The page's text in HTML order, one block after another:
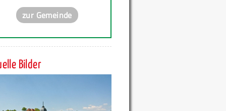
zur Gemeinde
Bilder